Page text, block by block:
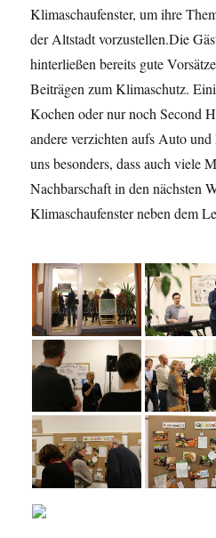
Klimaschaufenster, um ihre
der Altstadt vorzustellen.Die
hinterließen bereits gute
Beiträgen zum Klimaschutz.
Kochen oder nur noch Second
andere verzichten aufs Auto
uns besonders, dass auch viele
Nachbarschaft in den nächsten
Klimaschaufenster neben dem